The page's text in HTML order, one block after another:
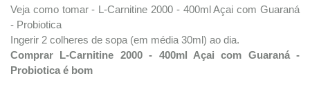
Veja como tomar - L-Carnitine 2000 - 400ml Açai com Guaraná
- Probiotica
Ingerir 2 colheres de sopa (em média 30ml) ao dia.
Comprar L-Carnitine 2000 - 400ml Açai com Guaraná -
Probiotica é bom